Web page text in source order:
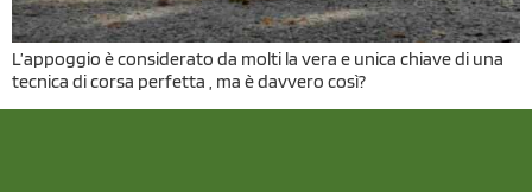
L’appoggio è considerato da molti la vera e unica chiave di una
tecnica di corsa perfetta , ma è davvero così?